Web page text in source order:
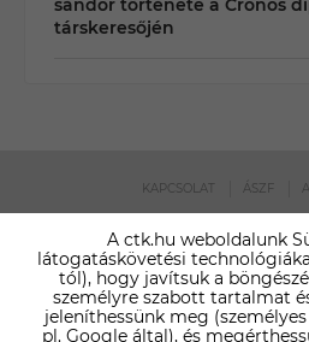
sándor története a Cronos
társkeresőjén
KAPCSOLAT ÁSZF
MUNKATÁRSAT KERESÜNK
CRONOS TÁRSKERESŐ KLUB – © 2005-2026
A ctk.hu weboldalunk
látogatáskövetési
tól), hogy javítsuk a
személyre szabott tartalmat
jeleníthessünk meg
pl. Google által), és